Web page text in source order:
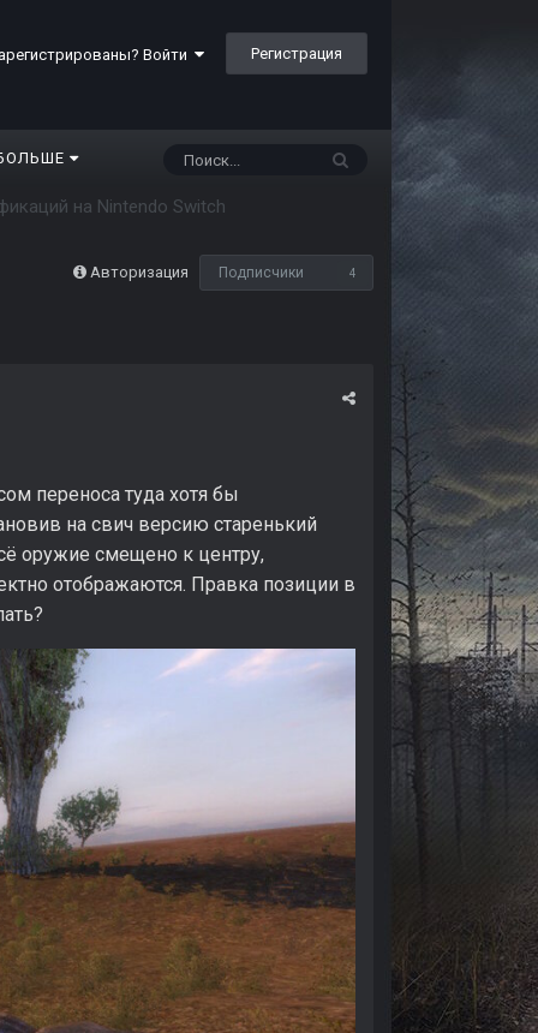
Войти Регистрация
на Nintendo Switch
Авторизация Подписчики 4
переноса туда хотя бы
на свич версию старенький
оружие смещено к центру,
отображаются. Правка позиции в